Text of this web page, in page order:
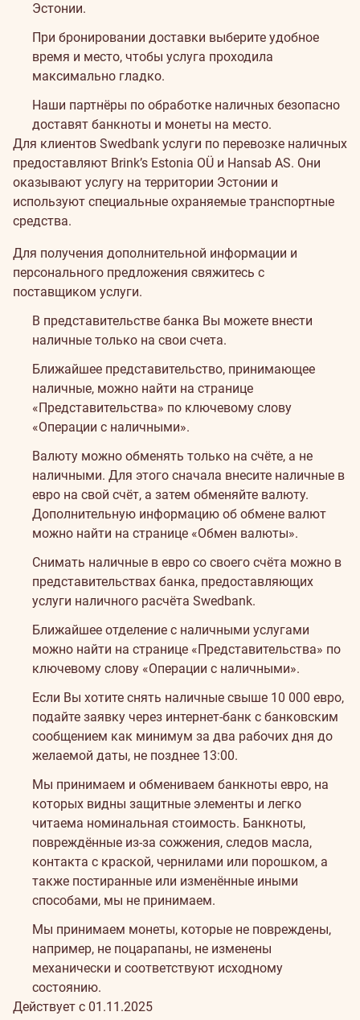
Эстонии.
При бронировании доставки выберите удобное
время и место, чтобы услуга проходила
максимально гладко.
Наши партнёры по обработке наличных безопасно
доставят банкноты и монеты на место.
Для клиентов Swedbank услуги по перевозке наличных
предоставляют Brink’s Estonia OÜ и Hansab AS. Они
оказывают услугу на территории Эстонии и
используют специальные охраняемые транспортные
средства.
Для получения дополнительной информации и
персонального предложения свяжитесь с
поставщиком услуги.
В представительстве банка Вы можете внести
наличные только на свои счета.
Ближайшее представительство, принимающее
наличные, можно найти на странице
«Представительства» по ключевому слову
«Операции с наличными».
Валюту можно обменять только на счёте, а не
наличными. Для этого сначала внесите наличные в
евро на свой счёт, а затем обменяйте валюту.
Дополнительную информацию об обмене валют
можно найти на странице «Обмен валюты».
Снимать наличные в евро со своего счёта можно в
представительствах банка, предоставляющих
услуги наличного расчёта Swedbank.
Ближайшее отделение с наличными услугами
можно найти на странице «Представительства» по
ключевому слову «Операции с наличными».
Если Вы хотите снять наличные свыше 10 000 евро,
подайте заявку через интернет-банк с банковским
сообщением как минимум за два рабочих дня до
желаемой даты, не позднее 13:00.
Мы принимаем и обмениваем банкноты евро, на
которых видны защитные элементы и легко
читаема номинальная стоимость. Банкноты,
повреждённые из-за сожжения, следов масла,
контакта с краской, чернилами или порошком, а
также постиранные или изменённые иными
способами, мы не принимаем.
Мы принимаем монеты, которые не повреждены,
например, не поцарапаны, не изменены
механически и соответствуют исходному
состоянию.
Действует с 01.11.2025